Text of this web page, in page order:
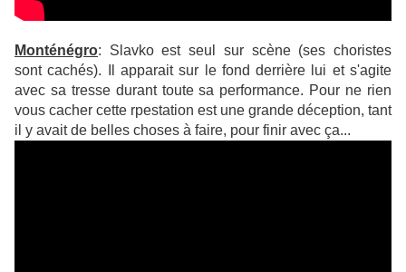
Monténégro: Slavko est seul sur scène (ses choristes
sont cachés). Il apparait sur le fond derrière lui et s'agite
avec sa tresse durant toute sa performance. Pour ne rien
vous cacher cette rpestation est une grande déception, tant
il y avait de belles choses à faire, pour finir avec ça...